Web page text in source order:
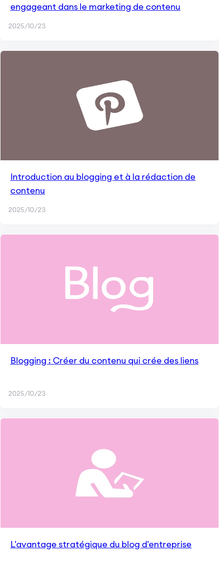
engageant dans le marketing de contenu
2025/10/23
Introduction au blogging et à la rédaction de
contenu
2025/10/23
Blogging : Créer du contenu qui crée des liens
2025/10/23
L'avantage stratégique du blog d'entreprise